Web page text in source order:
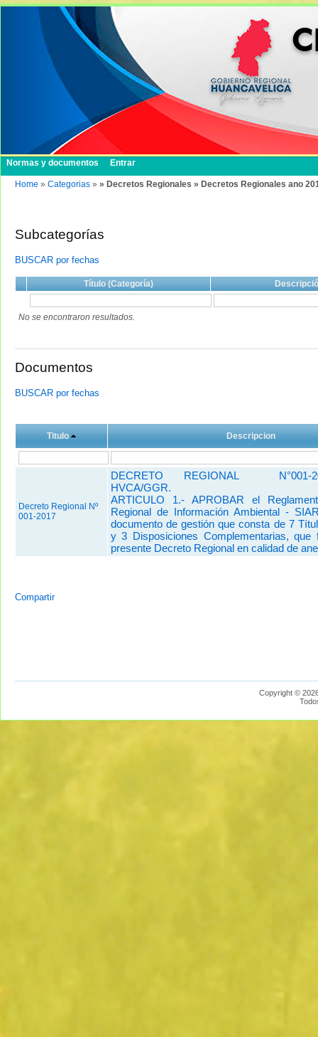
Normas y documentos Entrar
Home » Categorias » » Decretos Regionales » Decretos Regionales ano
Subcategorías
BUSCAR por fechas
Título (Categoría)
No se encontraron resultados.
Documentos
BUSCAR por fechas
Titulo Descripcion
Decreto Regional Nº
001-2017
DECRETO REGIONAL N°001-
HVCA/GGR.
ARTICULO 1.- APROBAR el
Regional de Información Ambiental -
documento de gestión que consta de 7
y 3 Disposiciones Complementarias, que
presente Decreto Regional en calidad de
Compartir
Copyright ©